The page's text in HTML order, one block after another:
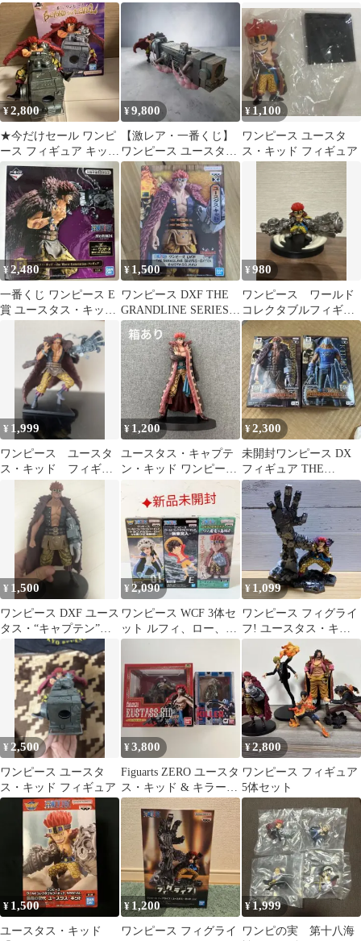
ィギュア 一番くじ箱付
き値下げ交渉可
ア 約16㎝
ユースタス・キッド フ
ィギュア
¥2,800
★今だけセール ワンピ
ース フィギュア キッド
一番くじ 送料無料
¥9,800
【激レア・一番くじ】
ワンピース ユースタ
ス・キッド フィギュア
¥ 1,100
ワンピース ユースタ
ス・キッド フィギュア
¥2,480
一番くじ ワンピース E
賞 ユースタス・キッド
¥ 1,500
ワンピース DXF THE
GRANDLINE SERIES
ユースタス・キッド
¥980
ワンピース ワールド
コレクタブルフィギュ
ア最悪の世代ユースタ
スキッド
¥ 1,999
ワンピース ユースタ
ス・キッド フィギュ
¥ 1,200
ユースタス・キャプテ
ン・キッド ワンピース
¥2,300
未開封ワンピース DX
フィギュア THE
GRANDLINE MEN 2種
セット
¥ 1,500
ワンピース DXF ユース
タス・“キャプテン”・
キッド(開封済み)
¥2,090
ワンピース WCF 3体セ
ット ルフィ、ロー、キ
ッド
¥ 1,099
ワンピース フィグライ
フ! ユースタス・キッ
ド
¥ 2,500
ワンピース ユースタ
ス・キッド フィギュア
¥3,800
Figuarts ZERO ユースタ
ス・キッド & キラー 2
体セット
¥2,800
ワンピース フィギュア
5体セット
¥ 1,500
ユースタス・キッド
¥ 1,200
ワンピース フィグライ
¥1,999
ワンピの実 第十八海